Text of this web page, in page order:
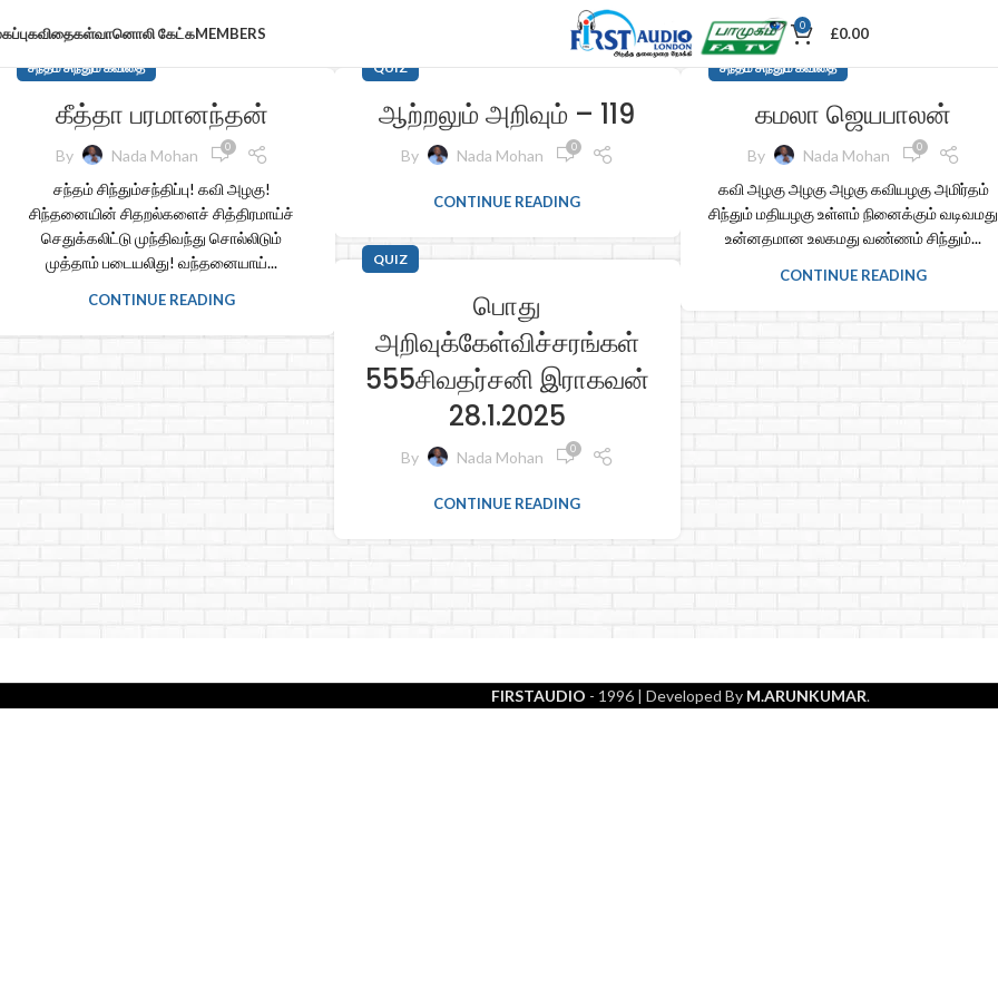
கவிதைகள்வானொலி கேட்கMEMBERS 0 £0.00
சந்தம் சிந்தும் கவிதை
கீத்தா பரமானந்தன்
By Nada Mohan 0
சந்தம் சிந்தும்சந்திப்பு! கவி அழகு!
சிந்தனையின் சிதறல்களைச் சித்திரமாய்ச்
செதுக்கலிட்டு முந்திவந்து சொல்லிடும்
முத்தாம் படையலிது! வந்தனையாய்...
CONTINUE READING
QUIZ
ஆற்றலும் அறிவும் – 119
By Nada Mohan 0
CONTINUE READING
சந்தம் சிந்தும் கவிதை
கமலா ஜெயபாலன்
By Nada Mohan 0
கவி அழகு அழகு அழகு கவியழகு அமிர்தம்
சிந்தும் மதியழகு உள்ளம் நினைக்கும் வடிவமது
உன்னதமான உலகமது வண்ணம் சிந்தும்...
CONTINUE READING
QUIZ
பொது
அறிவுக்கேள்விச்சரங்கள்
555சிவதர்சனி இராகவன்
28.1.2025
By Nada Mohan 0
CONTINUE READING
FIRSTAUDIO - 1996 | Developed By M.ARUNKUMAR.